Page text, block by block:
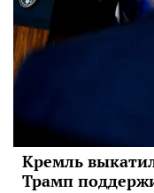
Кремль
Трамп